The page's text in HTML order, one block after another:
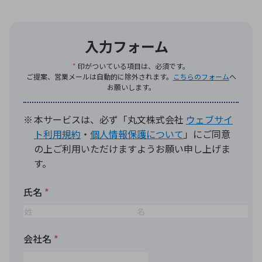
環境構築・開発システム
半導体・電子部品小ロット